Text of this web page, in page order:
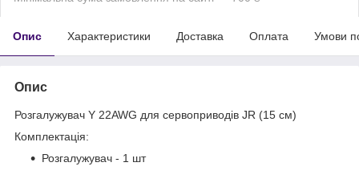
Опис Характеристики Доставка Оплата Умови
Опис
Розгалужувач Y 22AWG для сервоприводів JR (15 см)
Комплектація:
Розгалужувач - 1 шт